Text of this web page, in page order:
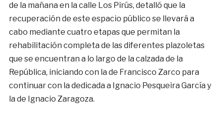
de la mañana en la calle Los Pirús, detalló que la
recuperación de este espacio público se llevará a
cabo mediante cuatro etapas que permitan la
rehabilitación completa de las diferentes plazoletas
que se encuentran a lo largo de la calzada de la
República, iniciando con la de Francisco Zarco para
continuar con la dedicada a Ignacio Pesqueira García y
la de Ignacio Zaragoza.